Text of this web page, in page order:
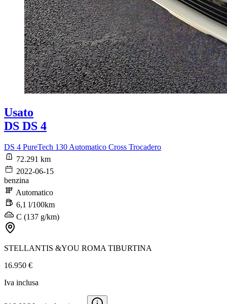
Usato
DS DS 4
DS 4 PureTech 130 Automatico Cross Trocadero
72.291 km
2022-06-15
benzina
Automatico
6,1 l/100km
C (137 g/km)
STELLANTIS &YOU ROMA TIBURTINA
16.950 €
Iva inclusa